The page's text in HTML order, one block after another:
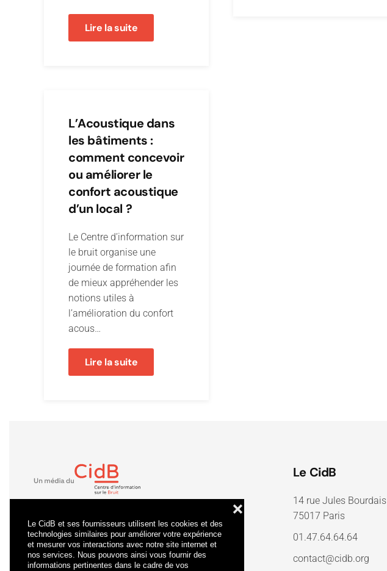
Le CidB et ses fournisseurs utilisent les cookies et des
technologies similaires pour améliorer votre expérience
et mesurer vos interactions avec notre site internet et
nos services. Nous pouvons ainsi vous fournir des
informations pertinentes dans le cadre de vos
❌
Lire la suite
L’Acoustique dans
les bâtiments :
comment concevoir
ou améliorer le
confort acoustique
d’un local ?
Le Centre d’information sur
le bruit organise une
journée de formation afin
de mieux appréhender les
notions utiles à
l’amélioration du confort
acous…
Lire la suite
Le CidB
14 rue Jules Bourdais
75017 Paris
01.47.64.64.64
contact@cidb.org